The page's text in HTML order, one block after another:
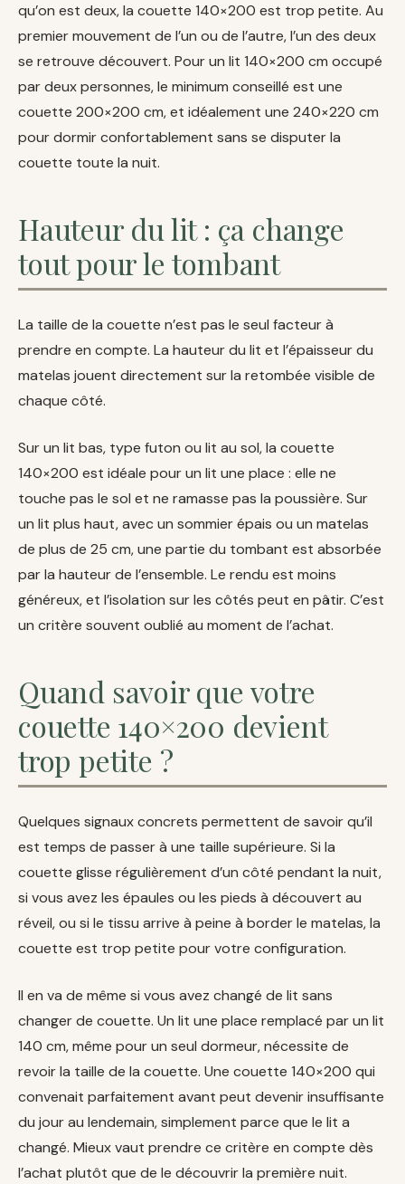
qu’on est deux, la couette 140×200 est trop petite. Au
premier mouvement de l’un ou de l’autre, l’un des deux
se retrouve découvert. Pour un lit 140×200 cm occupé
par deux personnes, le minimum conseillé est une
couette 200×200 cm, et idéalement une 240×220 cm
pour dormir confortablement sans se disputer la
couette toute la nuit.
Hauteur du lit : ça change
tout pour le tombant
La taille de la couette n’est pas le seul facteur à
prendre en compte. La hauteur du lit et l’épaisseur du
matelas jouent directement sur la retombée visible de
chaque côté.
Sur un lit bas, type futon ou lit au sol, la couette
140×200 est idéale pour un lit une place : elle ne
touche pas le sol et ne ramasse pas la poussière. Sur
un lit plus haut, avec un sommier épais ou un matelas
de plus de 25 cm, une partie du tombant est absorbée
par la hauteur de l’ensemble. Le rendu est moins
généreux, et l’isolation sur les côtés peut en pâtir. C’est
un critère souvent oublié au moment de l’achat.
Quand savoir que votre
couette 140×200 devient
trop petite ?
Quelques signaux concrets permettent de savoir qu’il
est temps de passer à une taille supérieure. Si la
couette glisse régulièrement d’un côté pendant la nuit,
si vous avez les épaules ou les pieds à découvert au
réveil, ou si le tissu arrive à peine à border le matelas, la
couette est trop petite pour votre configuration.
Il en va de même si vous avez changé de lit sans
changer de couette. Un lit une place remplacé par un lit
140 cm, même pour un seul dormeur, nécessite de
revoir la taille de la couette. Une couette 140×200 qui
convenait parfaitement avant peut devenir insuffisante
du jour au lendemain, simplement parce que le lit a
changé. Mieux vaut prendre ce critère en compte dès
l’achat plutôt que de le découvrir la première nuit.